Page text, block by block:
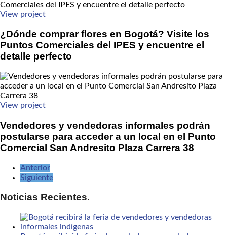
View project
¿Dónde comprar flores en Bogotá? Visite los
Puntos Comerciales del IPES y encuentre el
detalle perfecto
View project
Vendedores y vendedoras informales podrán
postularse para acceder a un local en el Punto
Comercial San Andresito Plaza Carrera 38
Anterior
Siguiente
Noticias Recientes.